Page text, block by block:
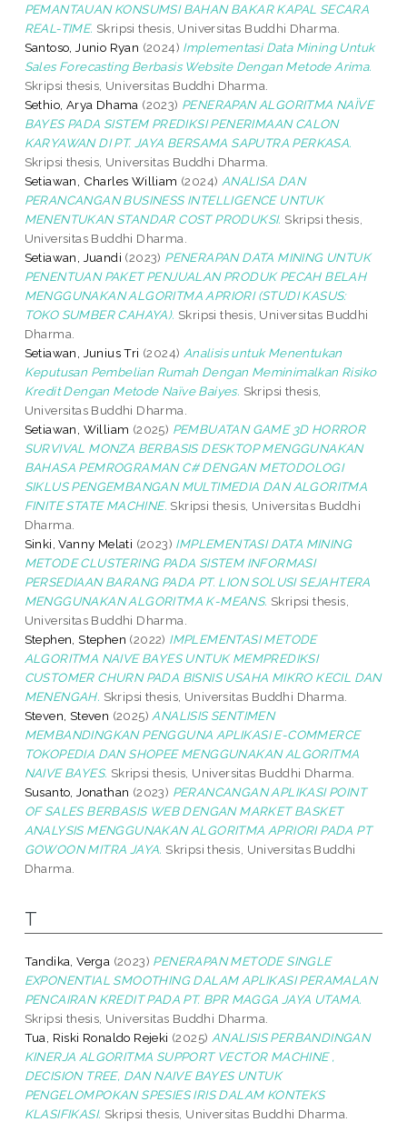
PEMANTAUAN KONSUMSI BAHAN BAKAR KAPAL SECARA
REAL-TIME. Skripsi thesis, Universitas Buddhi Dharma.
Santoso, Junio Ryan (2024) Implementasi Data Mining Untuk
Sales Forecasting Berbasis Website Dengan Metode Arima.
Skripsi thesis, Universitas Buddhi Dharma.
Sethio, Arya Dhama (2023) PENERAPAN ALGORITMA NAÏVE
BAYES PADA SISTEM PREDIKSI PENERIMAAN CALON
KARYAWAN DI PT. JAYA BERSAMA SAPUTRA PERKASA.
Skripsi thesis, Universitas Buddhi Dharma.
Setiawan, Charles William (2024) ANALISA DAN
PERANCANGAN BUSINESS INTELLIGENCE UNTUK
MENENTUKAN STANDAR COST PRODUKSI. Skripsi thesis,
Universitas Buddhi Dharma.
Setiawan, Juandi (2023) PENERAPAN DATA MINING UNTUK
PENENTUAN PAKET PENJUALAN PRODUK PECAH BELAH
MENGGUNAKAN ALGORITMA APRIORI (STUDI KASUS:
TOKO SUMBER CAHAYA). Skripsi thesis, Universitas Buddhi
Dharma.
Setiawan, Junius Tri (2024) Analisis untuk Menentukan
Keputusan Pembelian Rumah Dengan Meminimalkan Risiko
Kredit Dengan Metode Naïve Baiyes. Skripsi thesis,
Universitas Buddhi Dharma.
Setiawan, William (2025) PEMBUATAN GAME 3D HORROR
SURVIVAL MONZA BERBASIS DESKTOP MENGGUNAKAN
BAHASA PEMROGRAMAN C# DENGAN METODOLOGI
SIKLUS PENGEMBANGAN MULTIMEDIA DAN ALGORITMA
FINITE STATE MACHINE. Skripsi thesis, Universitas Buddhi
Dharma.
Sinki, Vanny Melati (2023) IMPLEMENTASI DATA MINING
METODE CLUSTERING PADA SISTEM INFORMASI
PERSEDIAAN BARANG PADA PT. LION SOLUSI SEJAHTERA
MENGGUNAKAN ALGORITMA K-MEANS. Skripsi thesis,
Universitas Buddhi Dharma.
Stephen, Stephen (2022) IMPLEMENTASI METODE
ALGORITMA NAIVE BAYES UNTUK MEMPREDIKSI
CUSTOMER CHURN PADA BISNIS USAHA MIKRO KECIL DAN
MENENGAH. Skripsi thesis, Universitas Buddhi Dharma.
Steven, Steven (2025) ANALISIS SENTIMEN
MEMBANDINGKAN PENGGUNA APLIKASI E-COMMERCE
TOKOPEDIA DAN SHOPEE MENGGUNAKAN ALGORITMA
NAIVE BAYES. Skripsi thesis, Universitas Buddhi Dharma.
Susanto, Jonathan (2023) PERANCANGAN APLIKASI POINT
OF SALES BERBASIS WEB DENGAN MARKET BASKET
ANALYSIS MENGGUNAKAN ALGORITMA APRIORI PADA PT
GOWOON MITRA JAYA. Skripsi thesis, Universitas Buddhi
Dharma.
T
Tandika, Verga (2023) PENERAPAN METODE SINGLE
EXPONENTIAL SMOOTHING DALAM APLIKASI PERAMALAN
PENCAIRAN KREDIT PADA PT. BPR MAGGA JAYA UTAMA.
Skripsi thesis, Universitas Buddhi Dharma.
Tua, Riski Ronaldo Rejeki (2025) ANALISIS PERBANDINGAN
KINERJA ALGORITMA SUPPORT VECTOR MACHINE ,
DECISION TREE, DAN NAIVE BAYES UNTUK
PENGELOMPOKAN SPESIES IRIS DALAM KONTEKS
KLASIFIKASI. Skripsi thesis, Universitas Buddhi Dharma.